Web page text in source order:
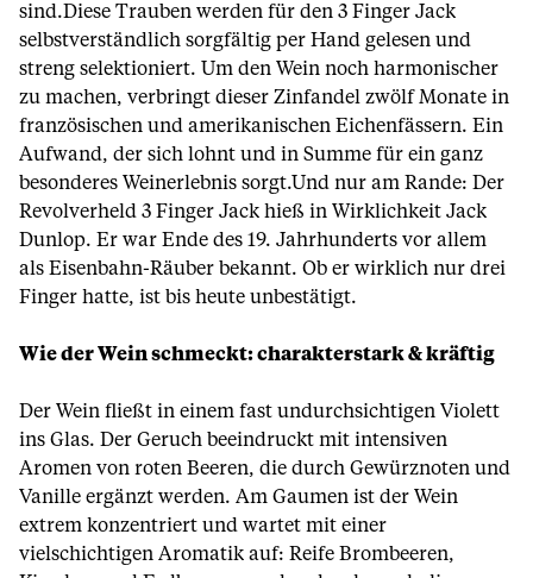
sind.Diese Trauben werden für den 3 Finger Jack
selbstverständlich sorgfältig per Hand gelesen und
streng selektioniert. Um den Wein noch harmonischer
zu machen, verbringt dieser Zinfandel zwölf Monate in
französischen und amerikanischen Eichenfässern. Ein
Aufwand, der sich lohnt und in Summe für ein ganz
besonderes Weinerlebnis sorgt.Und nur am Rande: Der
Revolverheld 3 Finger Jack hieß in Wirklichkeit Jack
Dunlop. Er war Ende des 19. Jahrhunderts vor allem
als Eisenbahn-Räuber bekannt. Ob er wirklich nur drei
Finger hatte, ist bis heute unbestätigt.
Wie der Wein schmeckt: charakterstark & kräftig
Der Wein fließt in einem fast undurchsichtigen Violett
ins Glas. Der Geruch beeindruckt mit intensiven
Aromen von roten Beeren, die durch Gewürznoten und
Vanille ergänzt werden. Am Gaumen ist der Wein
extrem konzentriert und wartet mit einer
vielschichtigen Aromatik auf: Reife Brombeeren,